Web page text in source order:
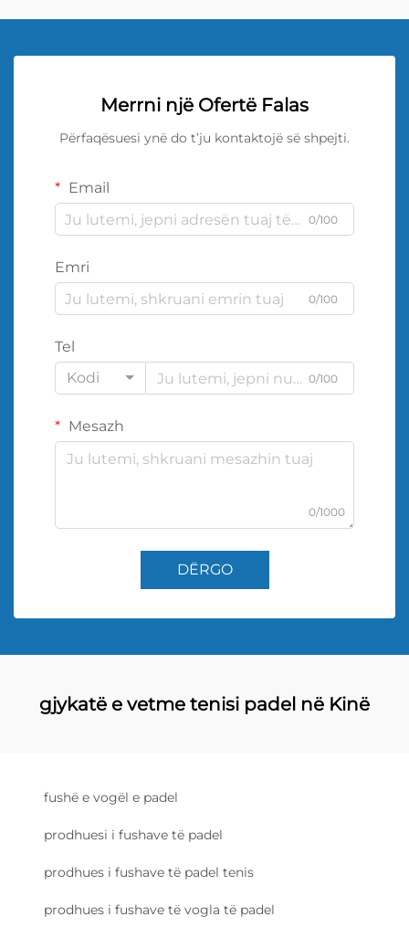
Merrni një Ofertë Falas
Përfaqësuesi ynë do t’ju kontaktojë së shpejti.
Email
0/100
Emri
0/100
Tel
Kodi
0/100
Mesazh
0/1000
DËRGO
gjykatë e vetme tenisi padel në Kinë
fushë e vogël e padel
prodhuesi i fushave të padel
prodhues i fushave të padel tenis
prodhues i fushave të vogla të padel